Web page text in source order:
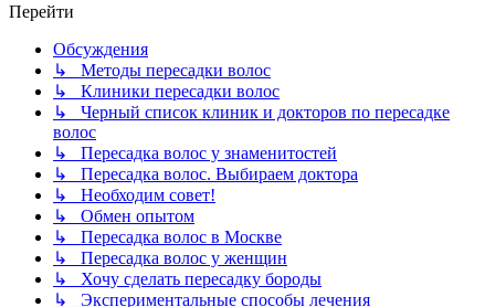
Перейти
Обсуждения
↳ Методы пересадки волос
↳ Клиники пересадки волос
↳ Черный список клиник и докторов по пересадке
волос
↳ Пересадка волос у знаменитостей
↳ Пересадка волос. Выбираем доктора
↳ Необходим совет!
↳ Обмен опытом
↳ Пересадка волос в Москве
↳ Пересадка волос у женщин
↳ Хочу сделать пересадку бороды
↳ Экспериментальные способы лечения